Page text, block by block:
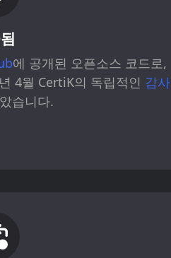
에 공개된 오픈소스 코드로,
4월 CertiK의 독립적인 감사
습니다.